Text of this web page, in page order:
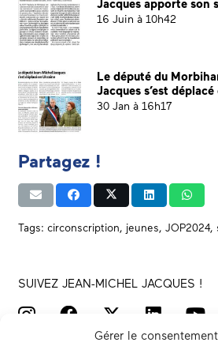
Gérer le
Jacques apporte son
16 Juin à 10h42
Le député du
Jacques s’est
30 Jan à 16h17
Partagez !
Tags: circonscription, jeunes, JOP2024,
SUIVEZ JEAN-MICHEL JACQUES !